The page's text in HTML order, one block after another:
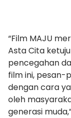
“Film MAJU
Asta Cita
pencegahan
film ini, pesan-
dengan cara
oleh
generasi